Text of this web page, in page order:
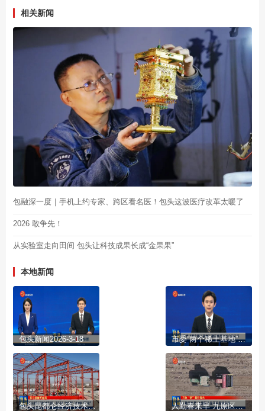
相关新闻
包融深一度｜手机上约专家、跨区看名医！包头这波医疗改革太暖了
2026 敢争先！
从实验室走向田间 包头让科技成果长成“金果果”
本地新闻
包头新闻2026-3-18 市委“两个稀土基地”建设领导小组会议召开
包头昆都仑经济技术开发区：不负春光“加速跑” 全力冲刺“开门红” 人勤春来早 九原区全面开启春耕备耕